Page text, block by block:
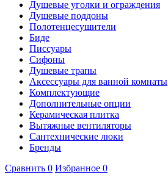
Душевые уголки и ограждения
Душевые поддоны
Полотенцесушители
Биде
Писсуары
Сифоны
Душевые трапы
Аксессуары для ванной комнаты
Комплектующие
Дополнительные опции
Керамическая плитка
Вытяжные вентиляторы
Сантехнические люки
Бренды
Сравнить 0 Избранное 0